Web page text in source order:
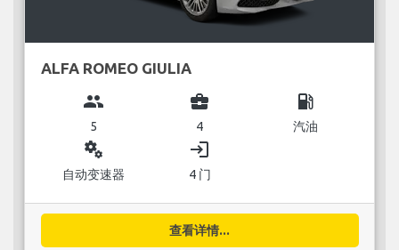
ALFA ROMEO GIULIA
group
5
business_center
4
local_gas_station
汽油
miscellaneous_services
自动变速器
login
4 门
查看详情...